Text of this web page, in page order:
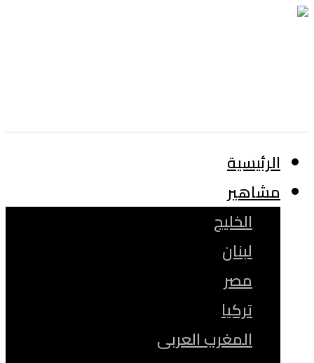
الرئيسية
مشاهير
الخليج
لبنان
مصر
تركيا
المغرب العربى